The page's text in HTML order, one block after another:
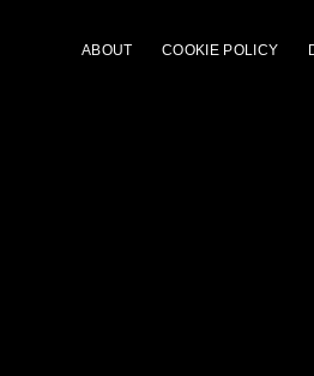
ABOUT COOKIE POLICY